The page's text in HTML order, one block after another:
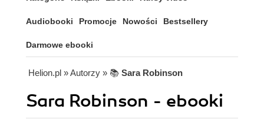
Audiobooki Promocje Nowości Bestsellery
Darmowe ebooki
Helion.pl » Autorzy » 📚 Sara Robinson
Sara Robinson - ebooki